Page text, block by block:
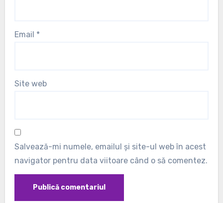
Email *
Site web
Salvează-mi numele, emailul și site-ul web în acest
navigator pentru data viitoare când o să comentez.